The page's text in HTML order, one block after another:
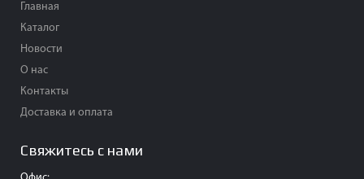
Главная
Каталог
Новости
О нас
Контакты
Доставка и оплата
Свяжитесь с нами